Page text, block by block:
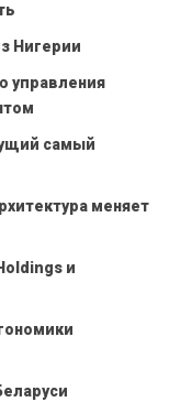
Нигерии
управления
самый
меняет
и